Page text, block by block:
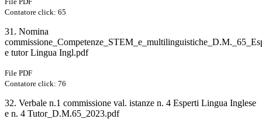
Contatore click: 65
31. Nomina
e tutor Lingua Ingl.pdf
File PDF
Contatore click: 76
32. Verbale n.1 commissione val. istanze n. 4 Esperti Lingua Inglese
e n. 4 Tutor_D.M.65_2023.pdf